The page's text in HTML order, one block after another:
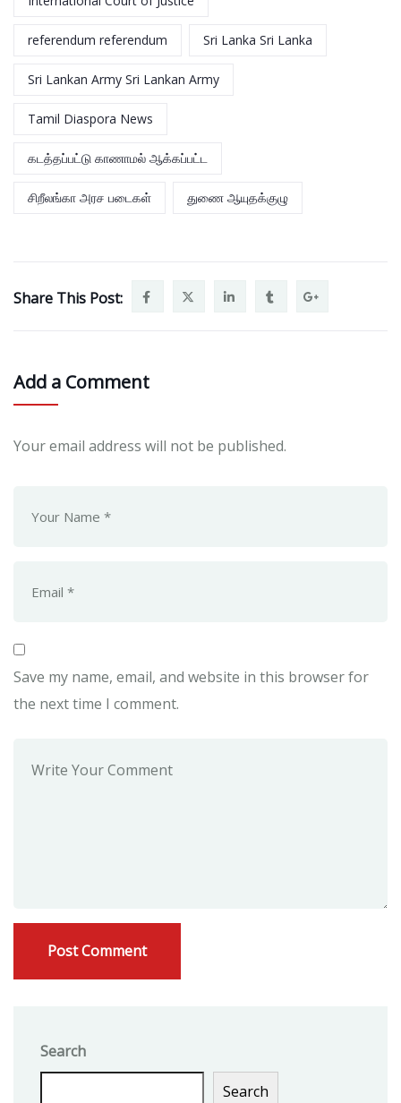
referendum referendum Sri Lanka Sri Lanka
Sri Lankan Army Sri Lankan Army
Tamil Diaspora News
கடத்தப்பட்டு காணாமல் ஆக்கப்பட்ட
சிறீலங்கா அரச படைகள் துணை ஆயுதக்குழு
Share This Post:
Add a Comment
Your email address will not be published.
Save my name, email, and website in this browser for
the next time I comment.
Search
Search